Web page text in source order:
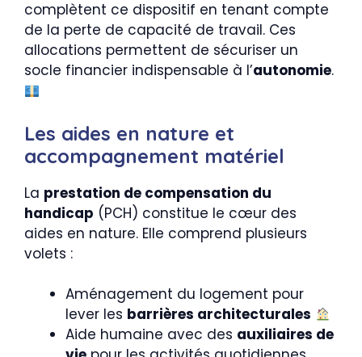
complètent ce dispositif en tenant compte
de la perte de capacité de travail. Ces
allocations permettent de sécuriser un
socle financier indispensable à l’autonomie.
Les aides en nature et
accompagnement matériel
La prestation de compensation du
handicap (PCH) constitue le cœur des
aides en nature. Elle comprend plusieurs
volets :
Aménagement du logement pour
lever les barrières architecturales
Aide humaine avec des auxiliaires de